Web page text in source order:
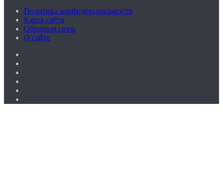
Политика конфиденциальности
Карта сайта
Обратная связь
О сайте